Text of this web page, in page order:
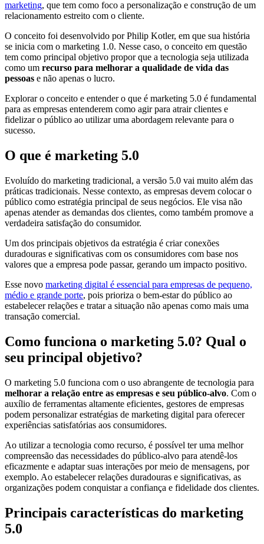
marketing, que tem como foco a personalização e construção de um
relacionamento estreito com o cliente.
O conceito foi desenvolvido por Philip Kotler, em que sua história
se inicia com o marketing 1.0. Nesse caso, o conceito em questão
tem como principal objetivo propor que a tecnologia seja utilizada
como um recurso para melhorar a qualidade de vida das
pessoas e não apenas o lucro.
Explorar o conceito e entender o que é marketing 5.0 é fundamental
para as empresas entenderem como agir para atrair clientes e
fidelizar o público ao utilizar uma abordagem relevante para o
sucesso.
O que é marketing 5.0
Evoluído do marketing tradicional, a versão 5.0 vai muito além das
práticas tradicionais. Nesse contexto, as empresas devem colocar o
público como estratégia principal de seus negócios. Ele visa não
apenas atender as demandas dos clientes, como também promove a
verdadeira satisfação do consumidor.
Um dos principais objetivos da estratégia é criar conexões
duradouras e significativas com os consumidores com base nos
valores que a empresa pode passar, gerando um impacto positivo.
Esse novo marketing digital é essencial para empresas de pequeno,
médio e grande porte, pois prioriza o bem-estar do público ao
estabelecer relações e tratar a situação não apenas como mais uma
transação comercial.
Como funciona o marketing 5.0? Qual o
seu principal objetivo?
O marketing 5.0 funciona com o uso abrangente de tecnologia para
melhorar a relação entre as empresas e seu público-alvo. Com o
auxílio de ferramentas altamente eficientes, gestores de empresas
podem personalizar estratégias de marketing digital para oferecer
experiências satisfatórias aos consumidores.
Ao utilizar a tecnologia como recurso, é possível ter uma melhor
compreensão das necessidades do público-alvo para atendê-los
eficazmente e adaptar suas interações por meio de mensagens, por
exemplo. Ao estabelecer relações duradouras e significativas, as
organizações podem conquistar a confiança e fidelidade dos clientes.
Principais características do marketing
5.0